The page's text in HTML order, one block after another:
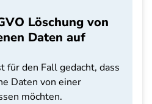
Löschung von
Daten auf
für den Fall gedacht, dass
Daten von einer
möchten.